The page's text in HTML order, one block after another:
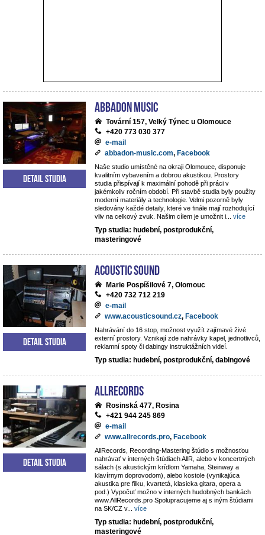
ABBADON Music
Tovární 157, Velký Týnec u Olomouce
+420 773 030 377
e-mail
abbadon-music.com, Facebook
Naše studio umístěné na okraji Olomouce, disponuje
kvalitním vybavením a dobrou akustikou. Prostory
studia přispívají k maximální pohodě při práci v
jakémkoliv ročním období. Při stavbě studia byly použity
moderní materiály a technologie. Velmi pozorně byly
sledovány každé detaily, které ve finále mají rozhodující
vliv na celkový zvuk. Našim cílem je umožnit i
více
Typ studia: hudební, postprodukční,
masteringové
Detail studia
Acoustic Sound
Marie Pospíšilové 7, Olomouc
+420 732 712 219
e-mail
www.acousticsound.cz, Facebook
Nahrávání do 16 stop, možnost využít zajímavé živé
externí prostory. Vznikají zde nahrávky kapel, jednotlivců,
reklamní spoty či dabingy instruktážních videí.
Typ studia: hudební, postprodukční, dabingové
Detail studia
AllRecords
Rosinská 477, Rosina
+421 944 245 869
e-mail
www.allrecords.pro, Facebook
AllRecords, Recording-Mastering štúdio s možnosťou
nahrávať v interných štúdiach AllR, alebo v koncertných
sálach (s akustickým krídlom Yamaha, Steinway a
klavírnym doprovodom), alebo kostole (vynikajúca
akustika pre filku, kvartetá, klasicka gitara, opera a
pod.) Vypočuť možno v interných hudobných bankách
www.AllRecords.pro Spolupracujeme aj s iným štúdiami
na SK/CZ v... více
Typ studia: hudební, postprodukční,
masteringové
Detail studia